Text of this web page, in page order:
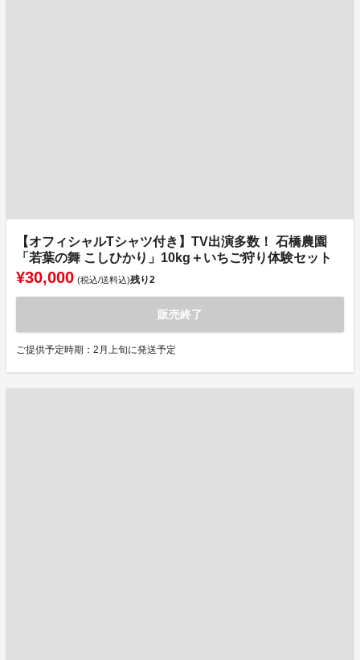
【オフィシャルTシャツ付き】TV出演多数！ 石橋農園
「若葉の舞 こしひかり」10kg＋いちご狩り体験セット
¥30,000 (税込/送料込)残り2
販売終了
ご提供予定時期：2月上旬に発送予定